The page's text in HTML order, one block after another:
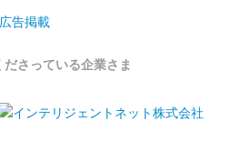
広告掲載
さっている企業さま